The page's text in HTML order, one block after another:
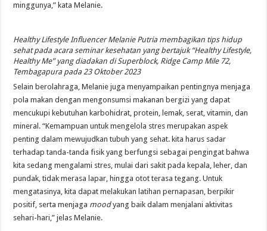
minggunya,” kata Melanie.
Healthy Lifestyle Influencer Melanie Putria membagikan tips hidup
sehat pada acara seminar kesehatan yang bertajuk “Healthy Lifestyle,
Healthy Me” yang diadakan di Superblock, Ridge Camp Mile 72,
Tembagapura pada 23 Oktober 2023
Selain berolahraga, Melanie juga menyampaikan pentingnya menjaga
pola makan dengan mengonsumsi makanan bergizi yang dapat
mencukupi kebutuhan karbohidrat, protein, lemak, serat, vitamin, dan
mineral. “Kemampuan untuk mengelola stres merupakan aspek
penting dalam mewujudkan tubuh yang sehat. kita harus sadar
terhadap tanda-tanda fisik yang berfungsi sebagai pengingat bahwa
kita sedang mengalami stres, mulai dari sakit pada kepala, leher, dan
pundak, tidak merasa lapar, hingga otot terasa tegang. Untuk
mengatasinya, kita dapat melakukan latihan pernapasan, berpikir
positif, serta menjaga moodyang baik dalam menjalani aktivitas
sehari-hari,” jelas Melanie.